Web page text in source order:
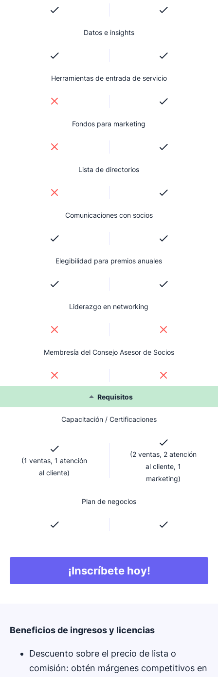
Datos e insights
Herramientas de entrada de servicio
Fondos para marketing
Lista de directorios
Comunicaciones con socios
Elegibilidad para premios anuales
Liderazgo en networking
Membresía del Consejo Asesor de Socios
Requisitos
Capacitación / Certificaciones
(1 ventas, 1 atención
al cliente)
(2 ventas, 2 atención
al cliente, 1
marketing)
Plan de negocios
¡Inscríbete hoy!
Se abre en una
Beneficios de ingresos y licencias
Descuento sobre el precio de lista o
comisión: obtén márgenes competitivos en